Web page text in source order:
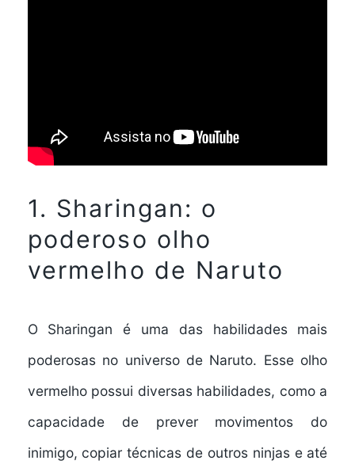
1. Sharingan: o
poderoso olho
vermelho de Naruto
O Sharingan é uma das habilidades mais
poderosas no universo de Naruto. Esse olho
vermelho possui diversas habilidades, como a
capacidade de prever movimentos do
inimigo, copiar técnicas de outros ninjas e até